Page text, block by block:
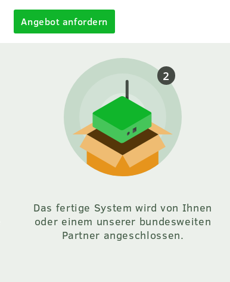
Angebot anfordern
Das fertige System wird von Ihnen
oder einem unserer bundesweiten
Partner angeschlossen.